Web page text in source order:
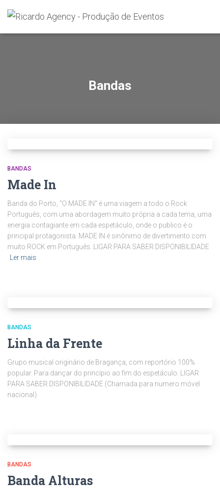
for:
Bandas
BANDAS
Made In
Banda do Porto, “O MADE IN” é uma viagem a todo o Rock
Português, com uma abordagem muito própria a cada tema, uma
energia contagiante em cada espetáculo, onde o publico é o
principal protagonista. MADE IN é sinônimo de divertimento com
muito ROCK em Português. LIGAR PARA SABER DISPONIBILIDADE
Ler mais
BANDAS
Linha da Frente
Grupo musical originário de Bragança, com reportório 100%
popular. Para dançar do princípio ao fim do espetáculo. LIGAR
PARA SABER DISPONIBILIDADE (Chamada para numero móvel
nacional)
BANDAS
Banda Alturas